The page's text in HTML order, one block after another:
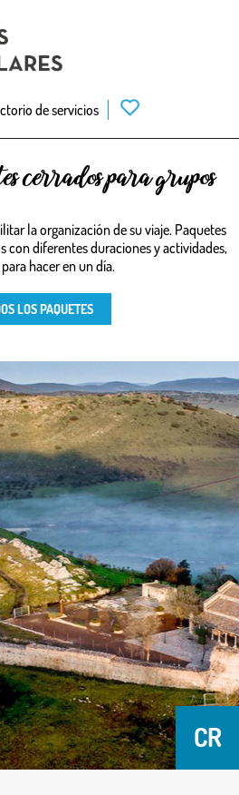
de servicios
cerrados para grupos
la organización de su viaje. Paquetes
con diferentes duraciones y actividades,
hacer en un día.
LOS PAQUETES
CR